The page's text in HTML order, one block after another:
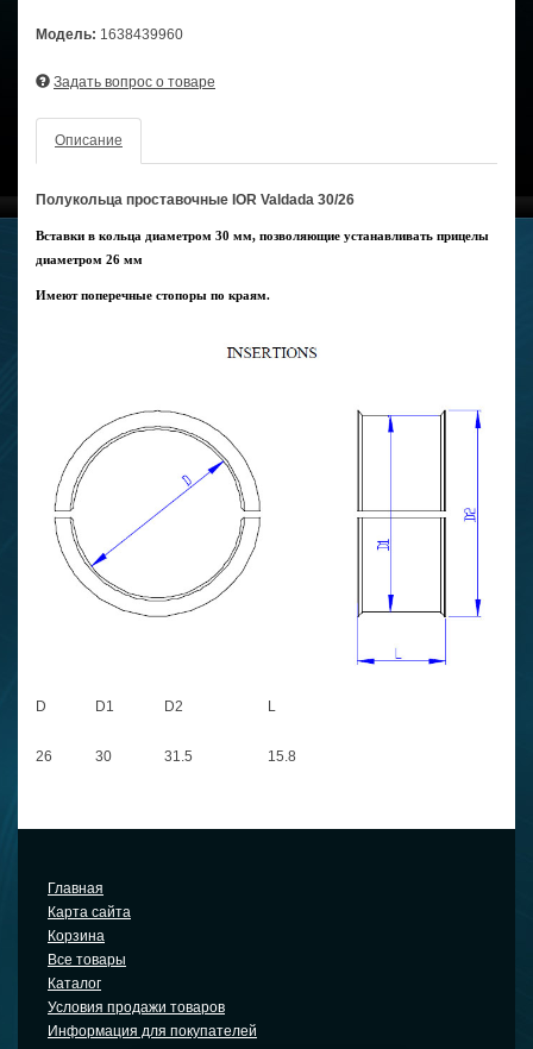
Модель: 1638439960
Задать вопрос о товаре
Описание
Полукольца проставочные IOR Valdada 30/26
Вставки в кольца диаметром 30 мм, позволяющие устанавливать прицелы
диаметром 26 мм
Имеют поперечные стопоры по краям.
D D1 D2 L
26 30 31.5 15.8
Главная
Карта сайта
Корзина
Все товары
Каталог
Условия продажи товаров
Информация для покупателей